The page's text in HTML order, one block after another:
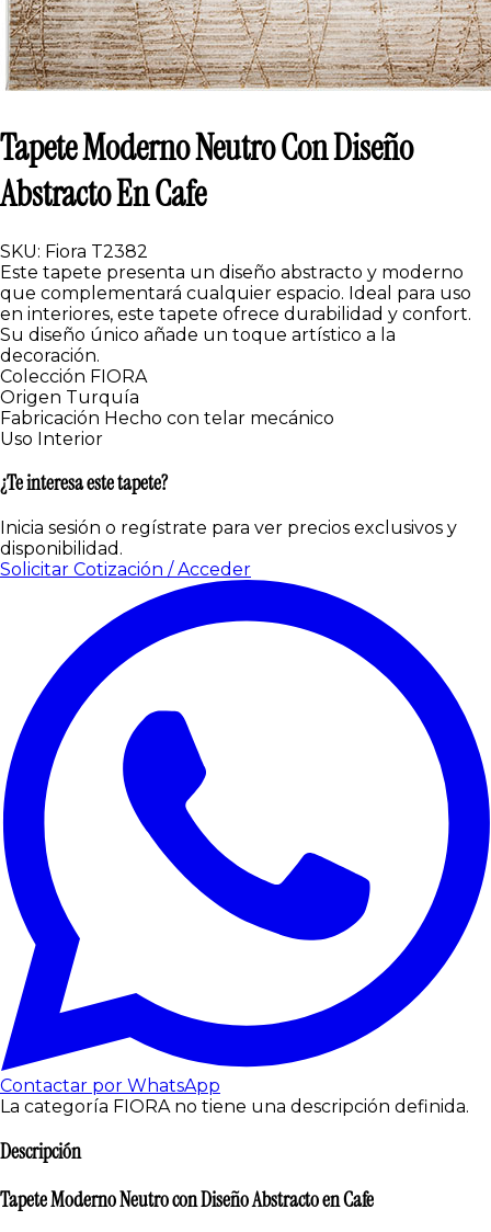
Tapete Moderno Neutro Con Diseño
Abstracto En Cafe
SKU: Fiora T2382
Este tapete presenta un diseño abstracto y moderno
que complementará cualquier espacio. Ideal para uso
en interiores, este tapete ofrece durabilidad y confort.
Su diseño único añade un toque artístico a la
decoración.
Colección FIORA
Origen Turquía
Fabricación Hecho con telar mecánico
Uso Interior
¿Te interesa este tapete?
Inicia sesión o regístrate para ver precios exclusivos y
disponibilidad.
Solicitar Cotización / Acceder
Contactar por WhatsApp
La categoría FIORA no tiene una descripción definida.
Descripción
Tapete Moderno Neutro con Diseño Abstracto en Cafe